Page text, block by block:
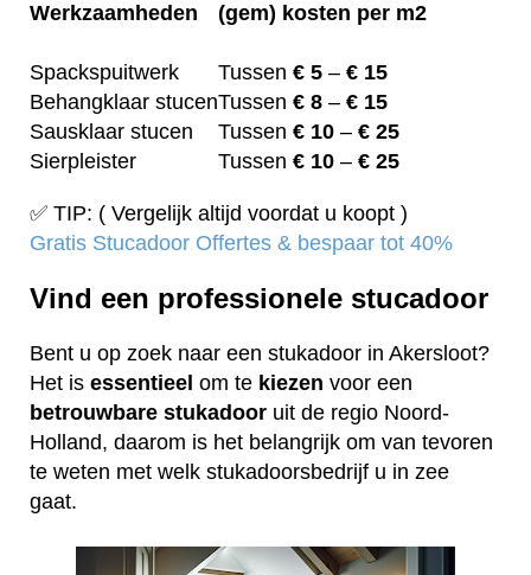
Werkzaamheden (gem) kosten per m2
Spackspuitwerk Tussen € 5 – € 15
Behangklaar stucenTussen € 8 – € 15
Sausklaar stucen
Tussen € 10 – € 25
Sierpleister
Tussen € 10 – € 25
✅ TIP: ( Vergelijk altijd voordat u koopt )
Gratis Stucadoor Offertes & bespaar tot 40%
Vind een professionele stucadoor
Bent u op zoek naar een stukadoor in Akersloot?
Het is essentieel om te kiezen voor een
betrouwbare stukadoor uit de regio Noord-
Holland, daarom is het belangrijk om van tevoren
te weten met welk stukadoorsbedrijf u in zee
gaat.